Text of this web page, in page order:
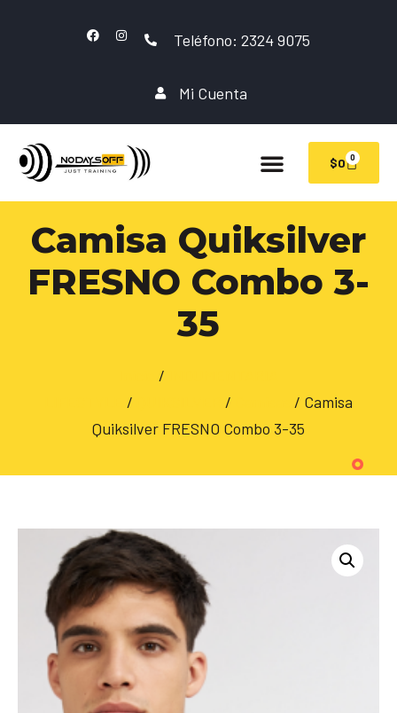
Teléfono: 2324 9075
Mi Cuenta
$0 0
Camisa Quiksilver
FRESNO Combo 3-
35
/
/ /
/ Camisa
Quiksilver FRESNO Combo 3-35